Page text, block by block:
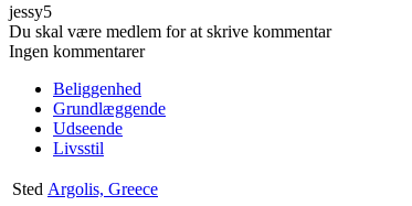
jessy5
Du skal være medlem for at skrive kommentar
Ingen kommentarer
Beliggenhed
Grundlæggende
Udseende
Livsstil
Sted Argolis, Greece